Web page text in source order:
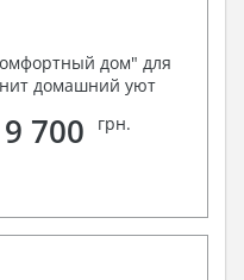
дом" для
домашний уют
700 грн.